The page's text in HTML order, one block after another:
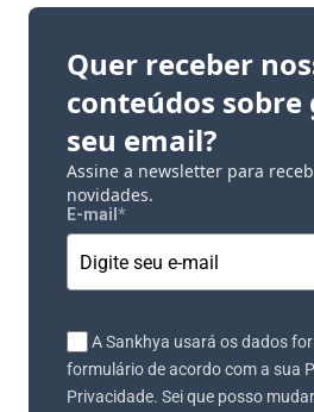
Quer receber
conteúdos sobre
seu email?
Assine a newsletter para
novidades.
E-mail *
A Sankhya usará os dados
formulário de acordo com a sua
Privacidade. Sei que posso